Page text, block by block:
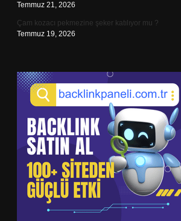
Temmuz 21, 2026
Çam kozacı pekmezine şeker katılıyor mu ?
Temmuz 19, 2026